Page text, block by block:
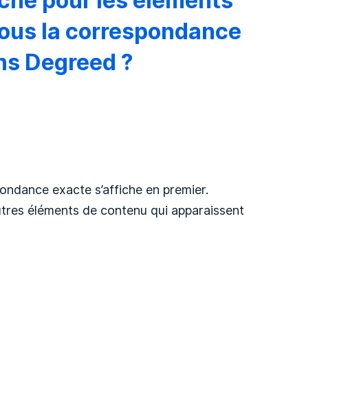
la correspondance
Degreed ?
exacte s’affiche en premier.
éléments de contenu qui apparaissent